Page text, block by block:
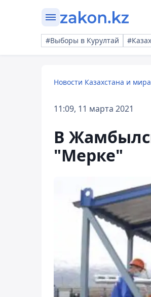
#Выборы в Курултай
Новости Казахстана и
11:09, 11 марта 2021
В
"Мерке"